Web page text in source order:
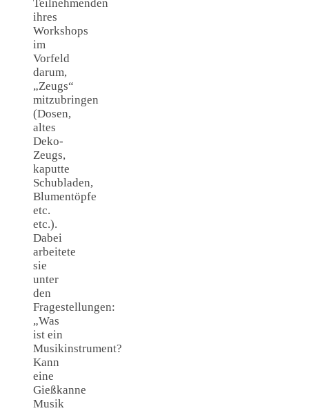
Teilnehmenden
ihres
Workshops
im
Vorfeld
darum,
„Zeugs“
mitzubringen
(Dosen,
altes
Deko-
Zeugs,
kaputte
Schubladen,
Blumentöpfe
etc.
etc.).
Dabei
arbeitete
sie
unter
den
Fragestellungen:
„Was
ist ein
Musikinstrument?
Kann
eine
Gießkanne
Musik